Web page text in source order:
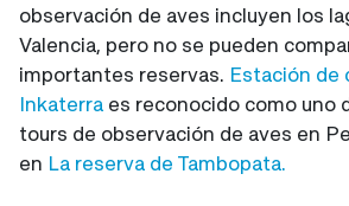
observación de aves incluyen los
Valencia, pero no se pueden
importantes reservas. Estación de
Inkaterra es reconocido como uno
tours de observación de aves en
en La reserva de Tambopata.